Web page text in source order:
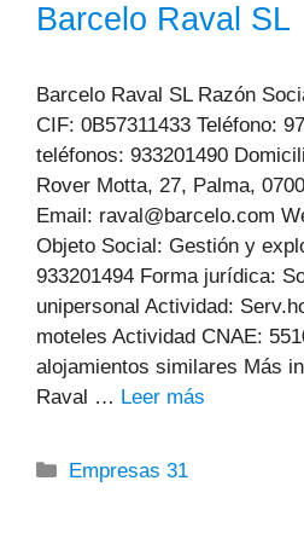
Barcelo Raval SL
Barcelo Raval SL Razón
CIF: 0B57311433 Teléfono:
teléfonos: 933201490
Rover Motta, 27, Palma,
Email: raval@barcelo.com
Objeto Social: Gestión y
933201494 Forma jurídica:
unipersonal Actividad:
moteles Actividad CNAE:
alojamientos similares Más
Raval … Leer más
Categorías
Empresas 31